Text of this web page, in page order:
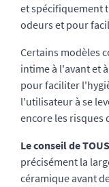
et spécifiquement
odeurs et pour
Certains modèles
intime à l'avant et
pour faciliter
l'utilisateur à se
encore les risques
Le conseil de
précisément la
céramique avant